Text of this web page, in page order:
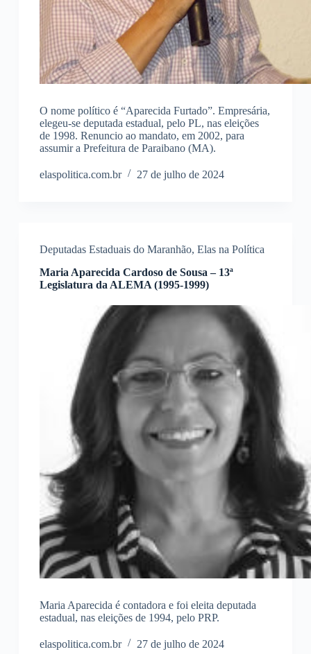
O nome político é “Aparecida Furtado”. Empresária,
elegeu-se deputada estadual, pelo PL, nas eleições
de 1998. Renuncio ao mandato, em 2002, para
assumir a Prefeitura de Paraibano (MA).
elaspolitica.com.br 27 de julho de 2024
Deputadas Estaduais do Maranhão, Elas na Política
Maria Aparecida Cardoso de Sousa – 13ª
Legislatura da ALEMA (1995-1999)
Maria Aparecida é contadora e foi eleita deputada
estadual, nas eleições de 1994, pelo PRP.
elaspolitica.com.br 27 de julho de 2024